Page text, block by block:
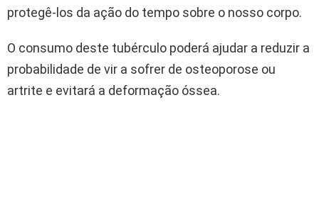
protegê-los da ação do tempo sobre o nosso corpo.
O consumo deste tubérculo poderá ajudar a reduzir a
probabilidade de vir a sofrer de osteoporose ou
artrite e evitará a deformação óssea.